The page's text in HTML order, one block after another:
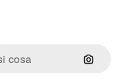
Cerca